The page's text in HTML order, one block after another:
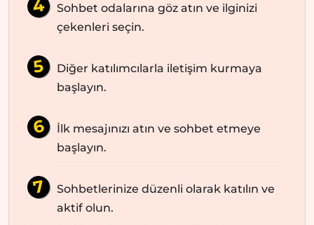
Sohbet odalarına göz atın ve ilginizi
çekenleri seçin.
Diğer katılımcılarla iletişim kurmaya
başlayın.
İlk mesajınızı atın ve sohbet etmeye
başlayın.
Sohbetlerinize düzenli olarak katılın ve
aktif olun.